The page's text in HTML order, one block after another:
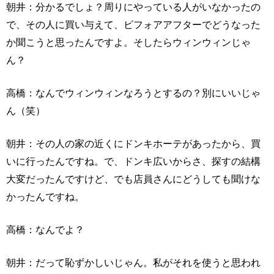
朝井：分かるでしょ？周りにやっている人がいなかったの
で、その人に買い与えて、ビフォアアフターでどうなった
か聞こうと思ったんですよ。そしたらウィンウィンじゃ
ん？
高橋：なんでウィンウィンなろうとするの？別にいいじゃ
ん（笑）
朝井：その人の家の近くにドンキホーテがあったから、買
いに行ったんですね。で、ドンキ広いからさ、探すの結構
大変だったんですけど、でも店員さんにどうしても聞けな
かったんですね。
高橋：なんでよ？
朝井：だって恥ずかしいじゃん。私がそれを使うと思われ